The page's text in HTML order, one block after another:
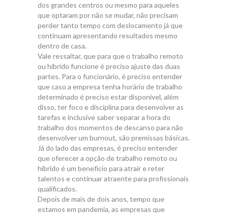
dos grandes centros ou mesmo para aqueles
que optaram por não se mudar, não precisam
perder tanto tempo com deslocamento já que
continuam apresentando resultados mesmo
dentro de casa.
Vale ressaltar, que para que o trabalho remoto
ou híbrido funcione é preciso ajuste das duas
partes. Para o funcionário, é preciso entender
que caso a empresa tenha horário de trabalho
determinado é preciso estar disponível, além
disso, ter foco e disciplina para desenvolver as
tarefas e inclusive saber separar a hora do
trabalho dos momentos de descanso para não
desenvolver um burnout, são premissas básicas.
Já do lado das empresas, é preciso entender
que oferecer a opção de trabalho remoto ou
híbrido é um benefício para atrair e reter
talentos e continuar atraente para profissionais
qualificados.
Depois de mais de dois anos, tempo que
estamos em pandemia, as empresas que